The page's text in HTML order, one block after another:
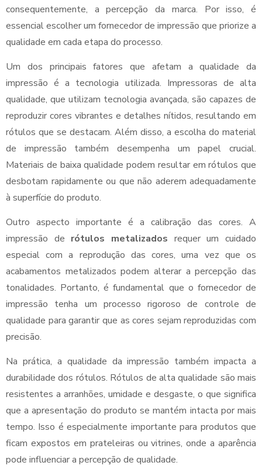
consequentemente, a percepção da marca. Por isso, é
essencial escolher um fornecedor de impressão que priorize a
qualidade em cada etapa do processo.
Um dos principais fatores que afetam a qualidade da
impressão é a tecnologia utilizada. Impressoras de alta
qualidade, que utilizam tecnologia avançada, são capazes de
reproduzir cores vibrantes e detalhes nítidos, resultando em
rótulos que se destacam. Além disso, a escolha do material
de impressão também desempenha um papel crucial.
Materiais de baixa qualidade podem resultar em rótulos que
desbotam rapidamente ou que não aderem adequadamente
à superfície do produto.
Outro aspecto importante é a calibração das cores. A
impressão de rótulos metalizados requer um cuidado
especial com a reprodução das cores, uma vez que os
acabamentos metalizados podem alterar a percepção das
tonalidades. Portanto, é fundamental que o fornecedor de
impressão tenha um processo rigoroso de controle de
qualidade para garantir que as cores sejam reproduzidas com
precisão.
Na prática, a qualidade da impressão também impacta a
durabilidade dos rótulos. Rótulos de alta qualidade são mais
resistentes a arranhões, umidade e desgaste, o que significa
que a apresentação do produto se mantém intacta por mais
tempo. Isso é especialmente importante para produtos que
ficam expostos em prateleiras ou vitrines, onde a aparência
pode influenciar a percepção de qualidade.